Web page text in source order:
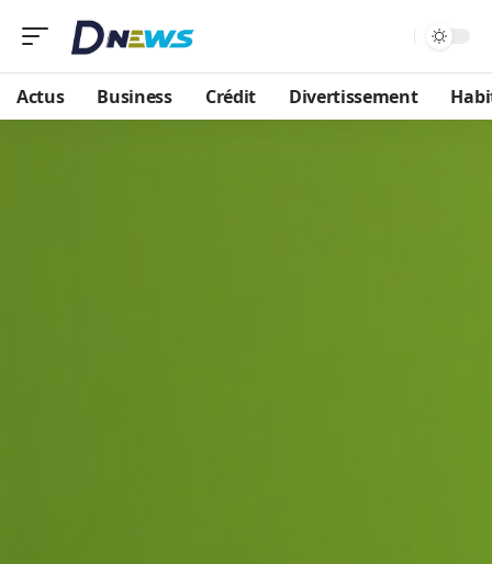
Actus Business Crédit Divertissement